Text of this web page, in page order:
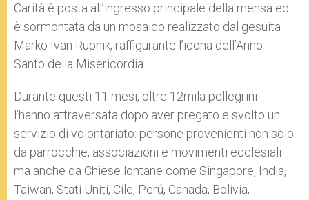
Carità è posta all’ingresso principale della mensa ed
è sormontata da un mosaico realizzato dal gesuita
Marko Ivan Rupnik, raffigurante l’icona dell’Anno
Santo della Misericordia.
Durante questi 11 mesi, oltre 12mila pellegrini
l’hanno attraversata dopo aver pregato e svolto un
servizio di volontariato: persone provenienti non solo
da parrocchie, associazioni e movimenti ecclesiali
ma anche da Chiese lontane come Singapore, India,
Taiwan, Stati Uniti, Cile, Perú, Canada, Bolivia,